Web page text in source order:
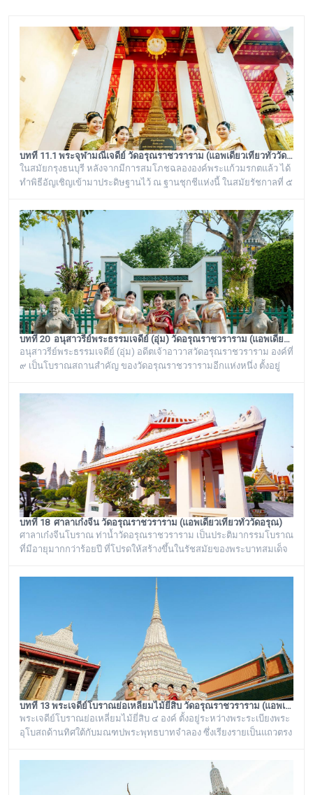
บทที่ 11.1 พระจุฬามณีเจดีย์ วัดอรุณราชวราราม (แอพเดียวเที่ยวทั่ววัดอรุณ)
ในสมัยกรุงธนบุรี หลังจากมีการสมโภชฉลององค์พระแก้วมรกตแล้ว ได้
ทำพิธีอัญเชิญเข้ามาประดิษฐานไว้ ณ ฐานชุกชีแห่งนี้ ในสมัยรัชกาลที่ ๕
บ้านได้เรียกเพี้ยนกันไปว่า “วิหารพระเขี้ยวแก้ว” พระจุฬามณีเจดีย์องค์นี้
เป็นสิ่งศักดิ์สิทธิ์ของวัดอรุณราชวราราม ที่ชาวบ้านในละแวกนี้ให้ความ
เคารพศรัทธาตั้งแต่ครั้งอดีตกาลจวบจนมาถึงยุคปัจ
บทที่ 20 อนุสาวรีย์พระธรรมเจดีย์ (อุ่ม) วัดอรุณราชวราราม (แอพเดียวเที่ยวทั่ววัดอรุณ)
อนุสาวรีย์พระธรรมเจดีย์ (อุ่ม) อดีตเจ้าอาวาสวัดอรุณราชวราราม องค์ที่
๙ เป็นโบราณสถานสำคัญ ของวัดอรุณราชวรารามอีกแห่งหนึ่ง ตั้งอยู่
วัดริมแม่น้ำเจ้าพระยา ภายในรั้วอนุสาวรีย์สำคัญของวัดอรุณ
ราชวรารามแห่งนี้ จะมีโกศหินทรายโบราณสีเขียวแบบจีน ซึ่งเป็นสถาน
ที่บรรจุบรรจุอัฐิของพระธรรมเจดีย์ (อุ่ม) อดีตเจ้าอาวาสวัดอรุณ
ราชวราราม องค์ที่ ๙
บทที่ 18 ศาลาเก๋งจีน วัดอรุณราชวราราม (แอพเดียวเที่ยวทั่ววัดอรุณ)
ศาลาเก๋งจีนโบราณ ท่าน้ำวัดอรุณราชวราราม เป็นประติมากรรมโบราณ
ที่มีอายุมากกว่าร้อยปี ที่โปรดให้สร้างขึ้นในรัชสมัยของพระบาทสมเด็จ
๖ หลัง เรียงรายอยู่บริเวณท่าน้ำของวัดอรุณราชวราราม ริมแม่น้ำ
เจ้าพระยา ซึ่งเก๋งจีนแต่ละหลังจะมีเอกลักษณ์โดดเด่นไม่เหมือนกัน อาทิ
เช่น ศาลาเก๋งจีนหน้าทางเข้าพระปรางค์ จะมีหินแกะสลักโบราณเป็นรูป
บทที่ 13 พระเจดีย์โบราณย่อเหลี่ยมไม้ยี่สิบ วัดอรุณราชวราราม (แอพเดียวเที่ยวทั่ววัดอรุณ)
พระเจดีย์โบราณย่อเหลี่ยมไม้ยี่สิบ ๔ องค์ ตั้งอยู่ระหว่างพระระเบียงพระ
อุโบสถด้านทิศใต้กับมณฑปพระพุทธบาทจำลอง ซึ่งเรียงรายเป็นแถวตรง
ลักษณะแบบเดียวกัน มีขนาดเท่ากันทั้งหมด คือเป็นพระเจดีย์ก่อด้วยอิฐ
ถือปูนย่อเหลี่ยมไม้ยี่สิบ ประดับด้วยกระเบื้องถ้วยและกระจกสีต่างๆ เป็น
ลวดลายดอกไม้และลายอื่นๆ มีความวิจิตรงดงามเป็นอย่างมาก